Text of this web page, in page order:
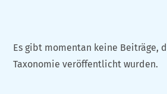
Es gibt momentan keine Beiträge,
Taxonomie veröffentlicht wurden.